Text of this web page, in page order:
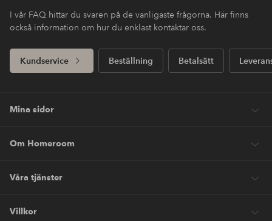
I vår FAQ hittar du svaren på de vanligaste frågorna. Här finns
också information om hur du enklast kontaktar oss.
Kundservice Beställning Betalsätt
Mina sidor
Om Homeroom
Våra tjänster
Villkor